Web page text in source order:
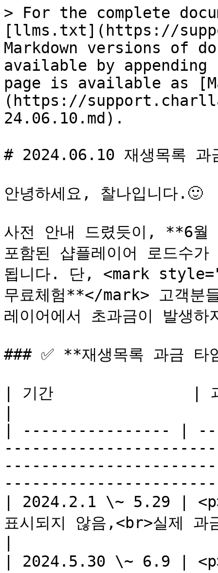
> For the complete
[llms.txt](https://
Markdown versions of
available by
page is available as
(https://
24.06.10.md).
# 2024.06.10 재생목록 과
안녕하세요, 찰나입니다.🙂
사전 안내 드렸듯이, **6월
포함된 샵플레이어 로드수
됩니다. 단, <mark
무료체험**</mark> 고객분
레이어에서 초과금이 발생
### ✅ **재생목록 과금 타
| 기간               | 과
| ---------------- |
| 2024.2.1 \~ 5.29 | <p>
표시되지 않음,<br>실제 과
| 2024.5.30 \~ 6.9 | <p>